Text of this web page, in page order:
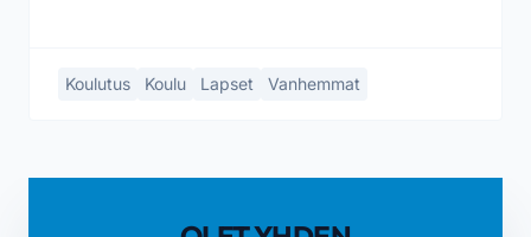
Koulutus Koulu Lapset Vanhemmat